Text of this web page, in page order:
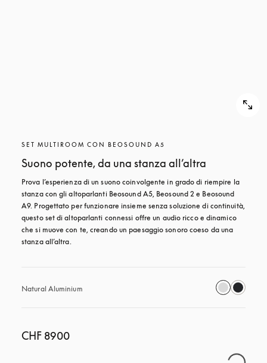
SET MULTIROOM CON BEOSOUND A5
Suono potente, da una stanza all’altra
Prova l’esperienza di un suono coinvolgente in grado di riempire la
stanza con gli altoparlanti Beosound A5, Beosound 2 e Beosound
A9. Progettato per funzionare insieme senza soluzione di continuità,
questo set di altoparlanti connessi offre un audio ricco e dinamico
che si muove con te, creando un paesaggio sonoro coeso da una
stanza all’altra.
Natural Aluminium
CHF 8900